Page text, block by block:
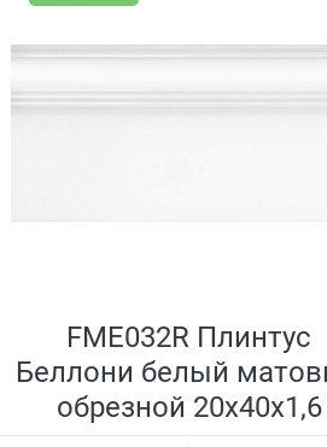
FME032R Плинтус
Беллони белый
обрезной 20x40x1,6